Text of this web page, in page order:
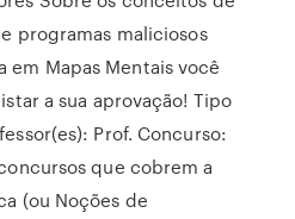
programas maliciosos
Mapas Mentais você
a sua aprovação! Tipo
Prof. Concurso:
que cobrem a
(ou Noções de